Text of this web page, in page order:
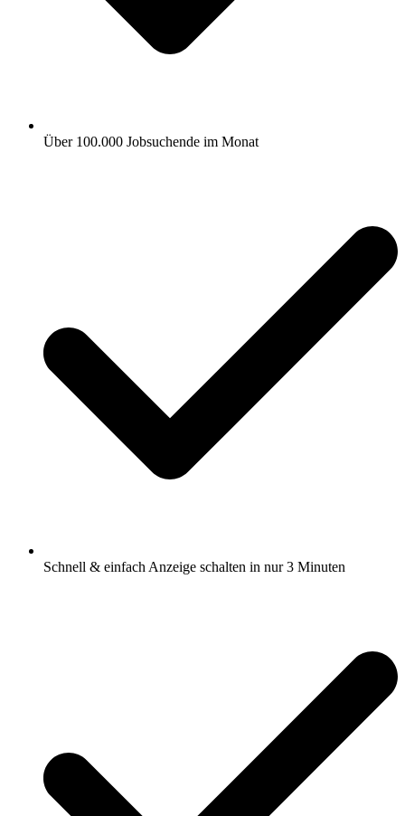
Über 100.000 Jobsuchende im Monat
Schnell & einfach Anzeige schalten in nur 3 Minuten